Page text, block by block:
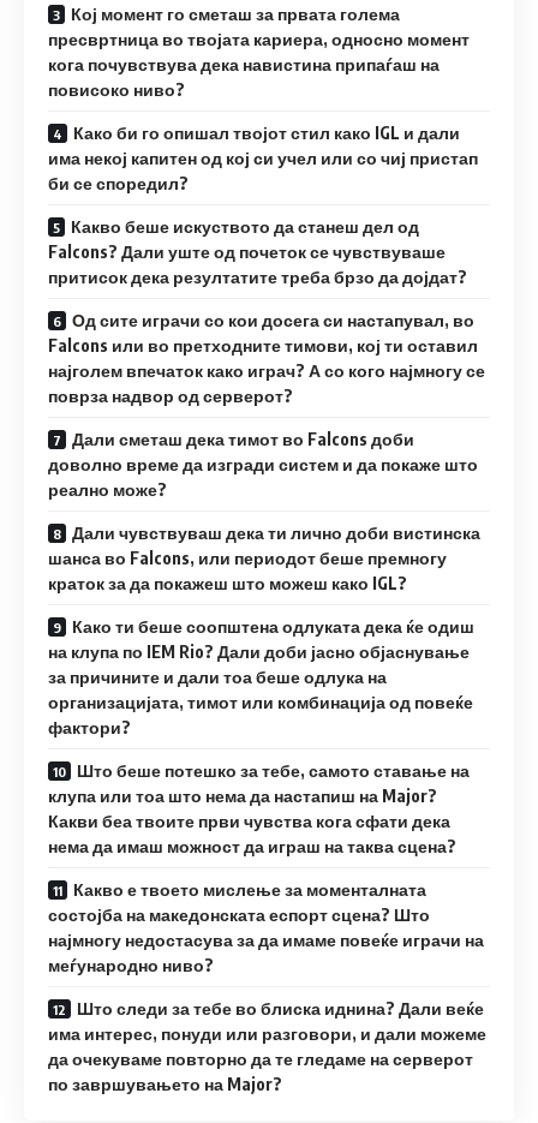
Кој момент го сметаш за првата голема
пресвртница во твојата кариера, односно момент
кога почувствува дека навистина припаѓаш на
повисоко ниво?
Како би го опишал твојот стил како IGL и дали
има некој капитен од кој си учел или со чиј пристап
би се споредил?
Какво беше искуството да станеш дел од
Falcons? Дали уште од почеток се чувствуваше
притисок дека резултатите треба брзо да дојдат?
Од сите играчи со кои досега си настапувал, во
Falcons или во претходните тимови, кој ти оставил
најголем впечаток како играч? А со кого најмногу се
поврза надвор од серверот?
Дали сметаш дека тимот во Falcons доби
доволно време да изгради систем и да покаже што
реално може?
Дали чувствуваш дека ти лично доби вистинска
шанса во Falcons, или периодот беше премногу
краток за да покажеш што можеш како IGL?
Како ти беше соопштена одлуката дека ќе одиш
на клупа по IEM Rio? Дали доби јасно објаснување
за причините и дали тоа беше одлука на
организацијата, тимот или комбинација од повеќе
фактори?
Што беше потешко за тебе, самото ставање на
клупа или тоа што нема да настапиш на Major?
Какви беа твоите први чувства кога сфати дека
нема да имаш можност да играш на таква сцена?
Какво е твоето мислење за моменталната
состојба на македонската еспорт сцена? Што
најмногу недостасува за да имаме повеќе играчи на
меѓународно ниво?
Што следи за тебе во блиска иднина? Дали веќе
има интерес, понуди или разговори, и дали можеме
да очекуваме повторно да те гледаме на серверот
по завршувањето на Major?